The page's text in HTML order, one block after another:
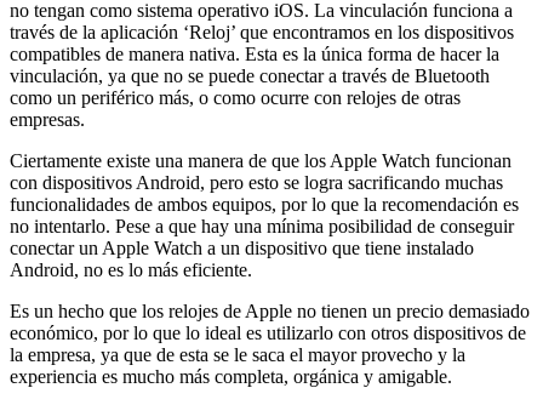
no tengan como sistema operativo iOS. La vinculación funciona a
través de la aplicación ‘Reloj’ que encontramos en los dispositivos
compatibles de manera nativa. Esta es la única forma de hacer la
vinculación, ya que no se puede conectar a través de Bluetooth
como un periférico más, o como ocurre con relojes de otras
empresas.
Ciertamente existe una manera de que los Apple Watch funcionan
con dispositivos Android, pero esto se logra sacrificando muchas
funcionalidades de ambos equipos, por lo que la recomendación es
no intentarlo. Pese a que hay una mínima posibilidad de conseguir
conectar un Apple Watch a un dispositivo que tiene instalado
Android, no es lo más eficiente.
Es un hecho que los relojes de Apple no tienen un precio demasiado
económico, por lo que lo ideal es utilizarlo con otros dispositivos de
la empresa, ya que de esta se le saca el mayor provecho y la
experiencia es mucho más completa, orgánica y amigable.